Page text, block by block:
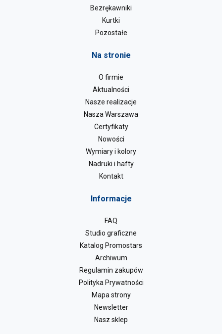
Bezrękawniki
Kurtki
Pozostałe
Na stronie
O firmie
Aktualności
Nasze realizacje
Nasza Warszawa
Certyfikaty
Nowości
Wymiary i kolory
Nadruki i hafty
Kontakt
Informacje
FAQ
Studio graficzne
Katalog Promostars
Archiwum
Regulamin zakupów
Polityka Prywatności
Mapa strony
Newsletter
Nasz sklep